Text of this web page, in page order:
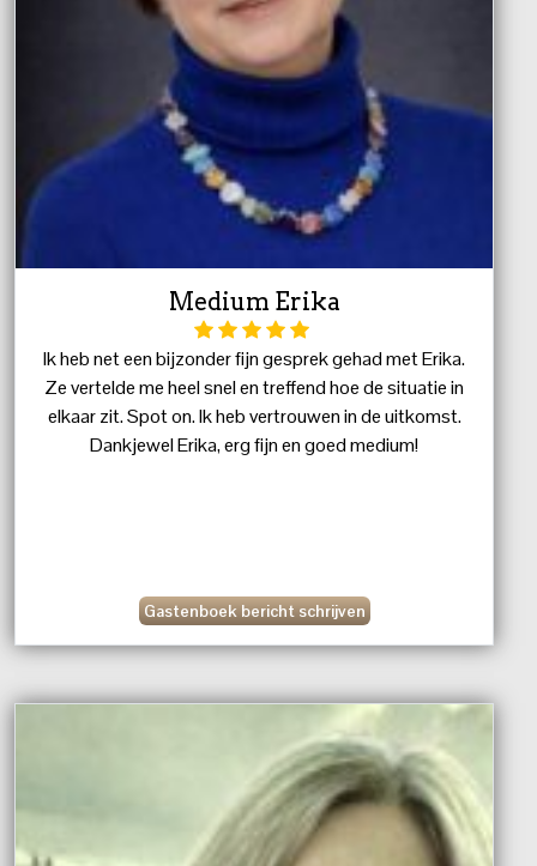
Medium Erika
Ik heb net een bijzonder fijn gesprek gehad met Erika.
Ze vertelde me heel snel en treffend hoe de situatie in
elkaar zit. Spot on. Ik heb vertrouwen in de uitkomst.
Dankjewel Erika, erg fijn en goed medium!
Gastenboek bericht schrijven